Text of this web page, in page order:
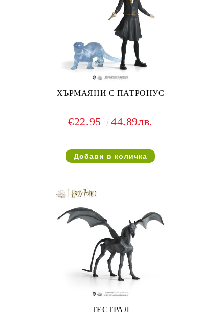
ХЪРМАЯНИ С ПАТРОНУС
€22.95 44.89лв.
ТЕСТРАЛ